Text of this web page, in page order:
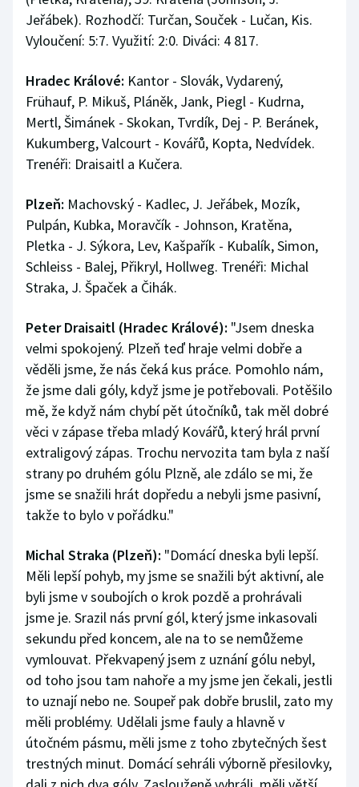
Jeřábek). Rozhodčí: Turčan, Souček - Lučan, Kis.
Vyloučení: 5:7. Využití: 2:0. Diváci: 4 817.
Hradec Králové: Kantor - Slovák, Vydarený,
Frühauf, P. Mikuš, Pláněk, Jank, Piegl - Kudrna,
Mertl, Šimánek - Skokan, Tvrdík, Dej - P. Beránek,
Kukumberg, Valcourt - Kovářů, Kopta, Nedvídek.
Trenéři: Draisaitl a Kučera.
Plzeň: Machovský - Kadlec, J. Jeřábek, Mozík,
Pulpán, Kubka, Moravčík - Johnson, Kratěna,
Pletka - J. Sýkora, Lev, Kašpařík - Kubalík, Simon,
Schleiss - Balej, Přikryl, Hollweg. Trenéři: Michal
Straka, J. Špaček a Čihák.
Peter Draisaitl (Hradec Králové): "Jsem dneska
velmi spokojený. Plzeň teď hraje velmi dobře a
věděli jsme, že nás čeká kus práce. Pomohlo nám,
že jsme dali góly, když jsme je potřebovali. Potěšilo
mě, že když nám chybí pět útočníků, tak měl dobré
věci v zápase třeba mladý Kovářů, který hrál první
extraligový zápas. Trochu nervozita tam byla z naší
strany po druhém gólu Plzně, ale zdálo se mi, že
jsme se snažili hrát dopředu a nebyli jsme pasivní,
takže to bylo v pořádku."
Michal Straka (Plzeň): "Domácí dneska byli lepší.
Měli lepší pohyb, my jsme se snažili být aktivní, ale
byli jsme v soubojích o krok pozdě a prohrávali
jsme je. Srazil nás první gól, který jsme inkasovali
sekundu před koncem, ale na to se nemůžeme
vymlouvat. Překvapený jsem z uznání gólu nebyl,
od toho jsou tam nahoře a my jsme jen čekali, jestli
to uznají nebo ne. Soupeř pak dobře bruslil, zato my
měli problémy. Udělali jsme fauly a hlavně v
útočném pásmu, měli jsme z toho zbytečných šest
trestných minut. Domácí sehráli výborně přesilovky,